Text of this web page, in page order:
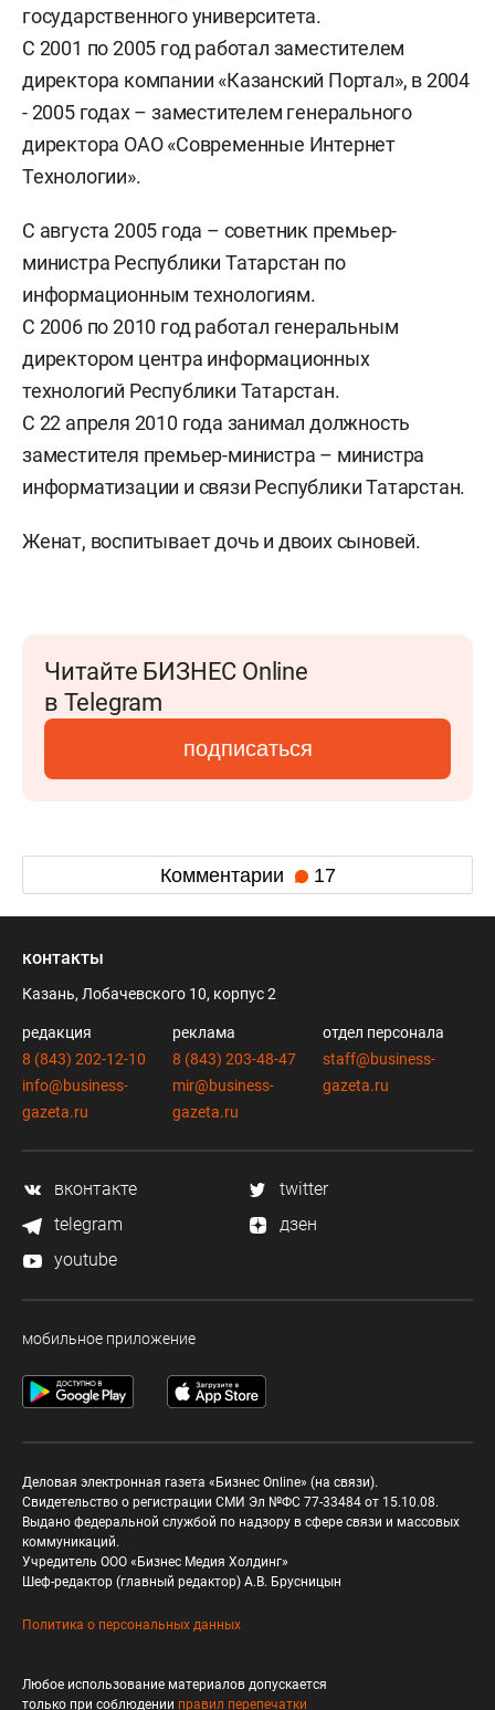
государственного университета.
С 2001 по 2005 год работал заместителем
директора компании «Казанский Портал», в 2004
- 2005 годах – заместителем генерального
директора ОАО «Современные Интернет
Технологии».
С августа 2005 года – советник премьер-
министра Республики Татарстан по
информационным технологиям.
С 2006 по 2010 год работал генеральным
директором центра информационных
технологий Республики Татарстан.
С 22 апреля 2010 года занимал должность
заместителя премьер-министра – министра
информатизации и связи Республики Татарстан.
Женат, воспитывает дочь и двоих сыновей.
Читайте БИЗНЕС Online
в Telegram
подписаться
Комментарии 17
контакты
Казань, Лобачевского 10, корпус 2
редакция
8 (843) 202-12-10
info@business-
gazeta.ru
реклама
8 (843) 203-48-47
mir@business-
gazeta.ru
отдел персонала
staff@business-
gazeta.ru
вконтакте
twitter
telegram
дзен
youtube
мобильное приложение
Деловая электронная газета «Бизнес Online» (на связи).
Свидетельство о регистрации СМИ Эл №ФС 77-33484 от 15.10.08.
Выдано федеральной службой по надзору в сфере связи и массовых
коммуникаций.
Учредитель ООО «Бизнес Медия Холдинг»
Шеф-редактор (главный редактор) А.В. Брусницын
Политика о персональных данных
Любое использование материалов допускается
только при соблюдении правил перепечатки